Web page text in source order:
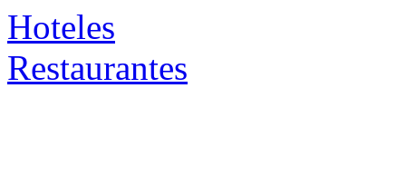
Hoteles
Restaurantes